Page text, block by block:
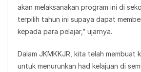
akan melaksanakan program ini di
terpilih tahun ini supaya dapat
kepada para pelajar,” ujarnya.
Dalam JKMKKJR, kita telah membuat
untuk menurunkan had kelajuan di